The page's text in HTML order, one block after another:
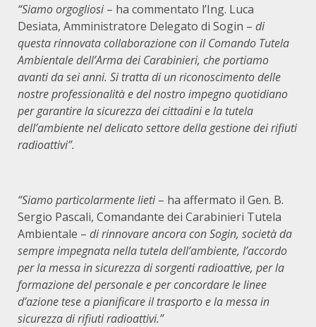
“Siamo orgogliosi – ha commentato l’Ing. Luca
Desiata, Amministratore Delegato di Sogin – di
questa rinnovata collaborazione con il Comando Tutela
Ambientale dell’Arma dei Carabinieri, che portiamo
avanti da sei anni. Si tratta di un riconoscimento delle
nostre professionalità e del nostro impegno quotidiano
per garantire la sicurezza dei cittadini e la tutela
dell’ambiente nel delicato settore della gestione dei rifiuti
radioattivi”.
“Siamo particolarmente lieti – ha affermato il Gen. B.
Sergio Pascali, Comandante dei Carabinieri Tutela
Ambientale – di rinnovare ancora con Sogin, società da
sempre impegnata nella tutela dell’ambiente, l’accordo
per la messa in sicurezza di sorgenti radioattive, per la
formazione del personale e per concordare le linee
d’azione tese a pianificare il trasporto e la messa in
sicurezza di rifiuti radioattivi.”